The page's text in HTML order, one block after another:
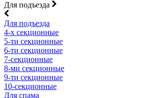
Для подъезда
Для подъезда
4-х секционные
5-ти секционные
6-ти секционные
7-секционные
8-ми секционные
9-ти секционные
10-секционные
Для спама